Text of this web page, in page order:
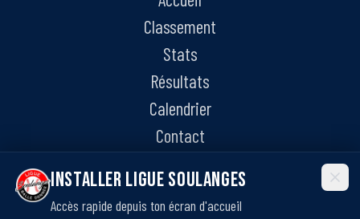
Classement
Stats
Résultats
Calendrier
Contact
Ligue de balle donnée de Soulanges. Tous droits réservés.
Installer Ligue Soulanges
Accès rapide depuis ton écran d'accueil